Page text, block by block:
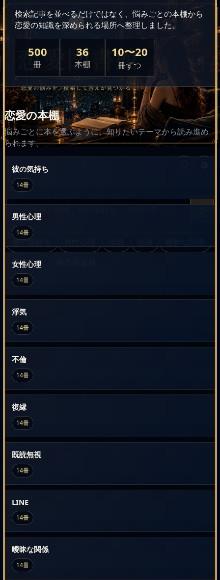
恋愛の悩みを検索
⌕
彼の気持ち
恋愛依存
検索記事を並べるだけではなく、悩みごとの本棚から
恋愛の知識を深められる場所へ整理しました。
500
冊
36
本棚
10〜20
冊ずつ
恋愛の本棚
悩みごとに本を選ぶように、知りたいテーマから読み進め
られます。
彼の気持ち
14冊
男性心理
14冊
女性心理
14冊
浮気
14冊
不倫
14冊
復縁
14冊
既読無視
14冊
LINE
14冊
曖昧な関係
14冊